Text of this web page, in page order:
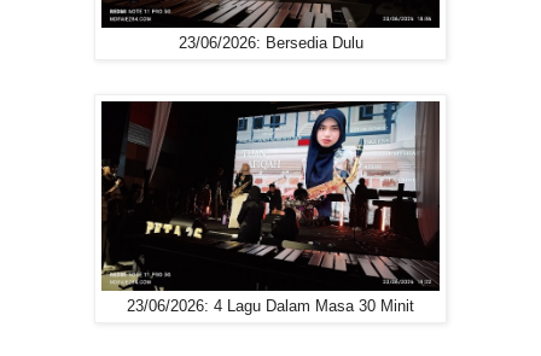
23/06/2026: Bersedia Dulu
23/06/2026: 4 Lagu Dalam Masa 30 Minit